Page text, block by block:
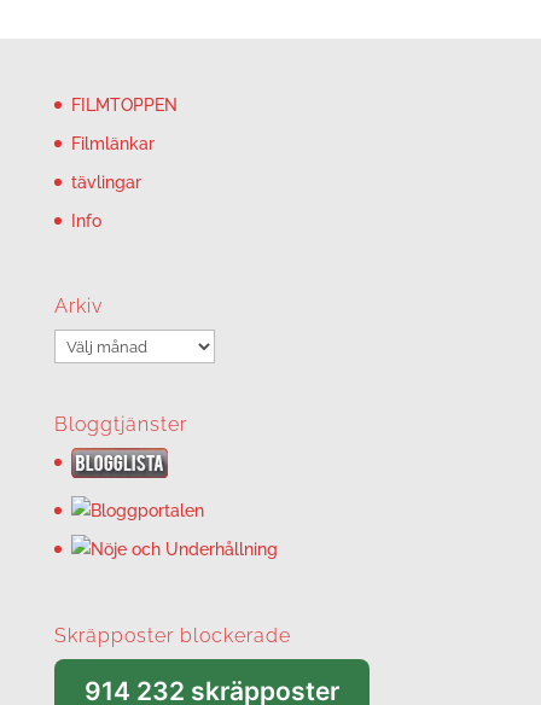
FILMTOPPEN
Filmlänkar
tävlingar
Info
Arkiv
Arkiv
Bloggtjänster
Skräpposter blockerade
914 232 skräpposter